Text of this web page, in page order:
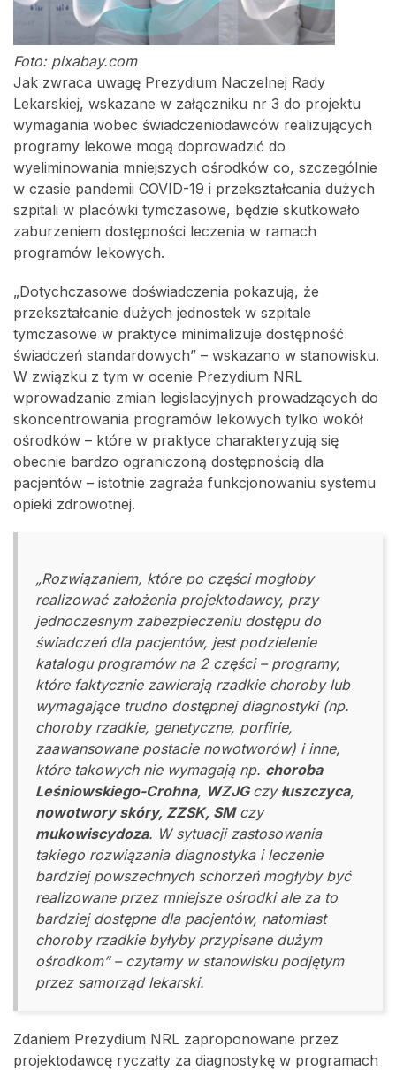
Foto: pixabay.com
Jak zwraca uwagę Prezydium Naczelnej Rady
Lekarskiej, wskazane w załączniku nr 3 do projektu
wymagania wobec świadczeniodawców realizujących
programy lekowe mogą doprowadzić do
wyeliminowania mniejszych ośrodków co, szczególnie
w czasie pandemii COVID-19 i przekształcania dużych
szpitali w placówki tymczasowe, będzie skutkowało
zaburzeniem dostępności leczenia w ramach
programów lekowych.
„Dotychczasowe doświadczenia pokazują, że
przekształcanie dużych jednostek w szpitale
tymczasowe w praktyce minimalizuje dostępność
świadczeń standardowych” – wskazano w stanowisku.
W związku z tym w ocenie Prezydium NRL
wprowadzanie zmian legislacyjnych prowadzących do
skoncentrowania programów lekowych tylko wokół
ośrodków – które w praktyce charakteryzują się
obecnie bardzo ograniczoną dostępnością dla
pacjentów – istotnie zagraża funkcjonowaniu systemu
opieki zdrowotnej.
„Rozwiązaniem, które po części mogłoby
realizować założenia projektodawcy, przy
jednoczesnym zabezpieczeniu dostępu do
świadczeń dla pacjentów, jest podzielenie
katalogu programów na 2 części – programy,
które faktycznie zawierają rzadkie choroby lub
wymagające trudno dostępnej diagnostyki (np.
choroby rzadkie, genetyczne, porfirie,
zaawansowane postacie nowotworów) i inne,
które takowych nie wymagają np. choroba
Leśniowskiego-Crohna, WZJG czy łuszczyca,
nowotwory skóry, ZZSK, SMczy
mukowiscydoza. W sytuacji zastosowania
takiego rozwiązania diagnostyka i leczenie
bardziej powszechnych schorzeń mogłyby być
realizowane przez mniejsze ośrodki ale za to
bardziej dostępne dla pacjentów, natomiast
choroby rzadkie byłyby przypisane dużym
ośrodkom” – czytamy w stanowisku podjętym
przez samorząd lekarski.
Zdaniem Prezydium NRL zaproponowane przez
projektodawcę ryczałty za diagnostykę w programach